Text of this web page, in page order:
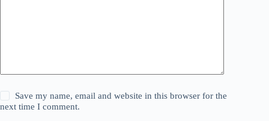
Save my name, email and website in this browser for the
next time I comment.